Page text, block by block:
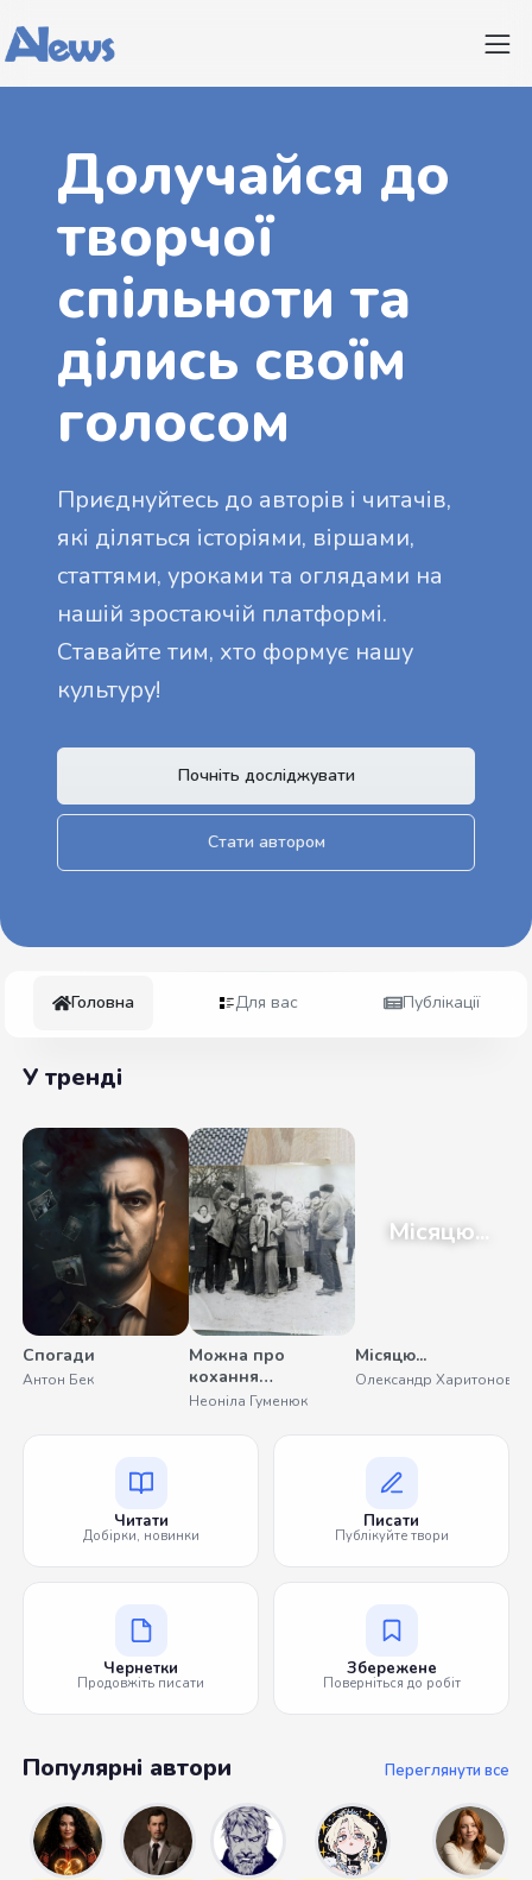
Долучайся до
творчої
спільноти та
ділись своїм
голосом
Приєднуйтесь до авторів і читачів,
які діляться історіями, віршами,
статтями, уроками та оглядами на
нашій зростаючій платформі.
Ставайте тим, хто формує нашу
культуру!
Почніть досліджувати
Стати автором
Головна Для вас Публікації
У тренді
Спогади
Антон Бек
Можна про
кохання
помовчати
Неоніла Гуменюк
Місяцю...
Місяцю...
Олександр Харитонов
Читати
Добірки, новинки
Писати
Публікуйте твори
Чернетки
Продовжіть писати
Збережене
Поверніться до робіт
Популярні автори Переглянути все